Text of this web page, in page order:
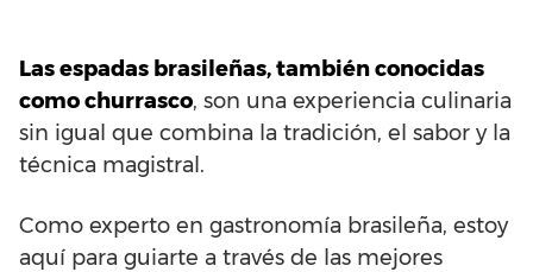
Las espadas brasileñas, también conocidas
como churrasco, son una experiencia culinaria
sin igual que combina la tradición, el sabor y la
técnica magistral.
Como experto en gastronomía brasileña, estoy
aquí para guiarte a través de las mejores